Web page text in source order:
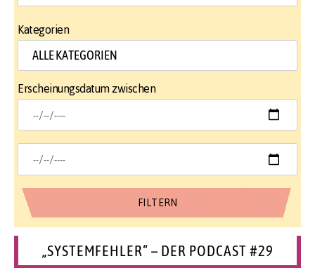
Kategorien
Erscheinungsdatum zwischen
„SYSTEMFEHLER“ – DER PODCAST #29